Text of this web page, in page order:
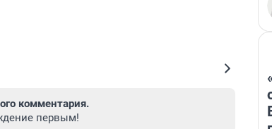
комментария.
первым!